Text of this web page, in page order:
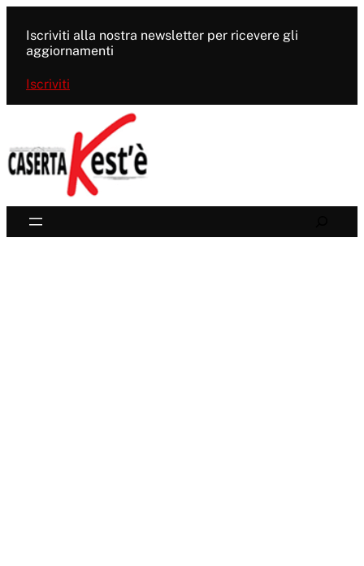
contenuto
Iscriviti alla nostra newsletter per ricevere gli
aggiornamenti
Iscriviti